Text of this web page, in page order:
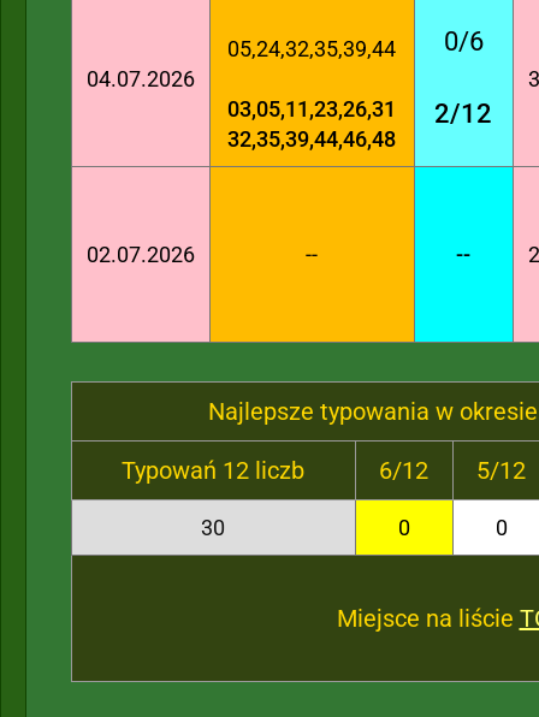
04.07.2026
05,24,32,35,39,44
03,05,11,23,26,31
32,35,39,44,46,48
0/6
2/12
02.07.2026 -- --
Najlepsze typowania w
Typowań 12 liczb 6/12 5/12
30 0 0
Miejsce na liście